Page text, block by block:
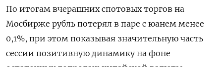
По итогам вчерашних спотовых торгов на
Мосбирже рубль потерял в паре с юанем менее
0,1%, при этом показывая значительную часть
сессии позитивную динамику на фоне